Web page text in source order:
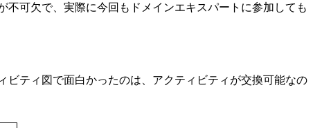
可欠で、実際に今回もドメインエキスパートに参加しても
ティ図で面白かったのは、アクティビティが交換可能なの